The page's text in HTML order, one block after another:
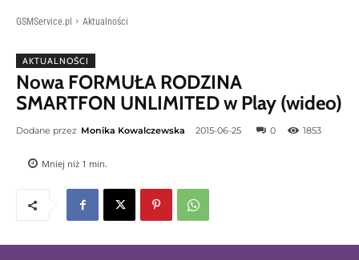
GSMService.pl Aktualności
AKTUALNOŚCI
Nowa FORMUŁA RODZINA
SMARTFON UNLIMITED w Play (wideo)
Dodane przez Monika Kowalczewska 2015-06-25 0 1853
Mniej niż 1 min.